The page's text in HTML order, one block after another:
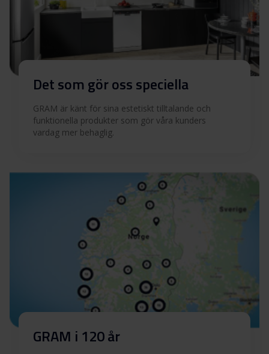
Det som gör oss speciella
GRAM är känt för sina estetiskt tilltalande och
funktionella produkter som gör våra kunders
vardag mer behaglig.
GRAM i 120 år